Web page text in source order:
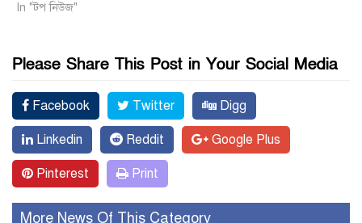
In "টপ নিউজ"
Please Share This Post in Your Social Media
Facebook Twitter Digg
Linkedin Reddit Google Plus
Pinterest Print
More News Of This Category